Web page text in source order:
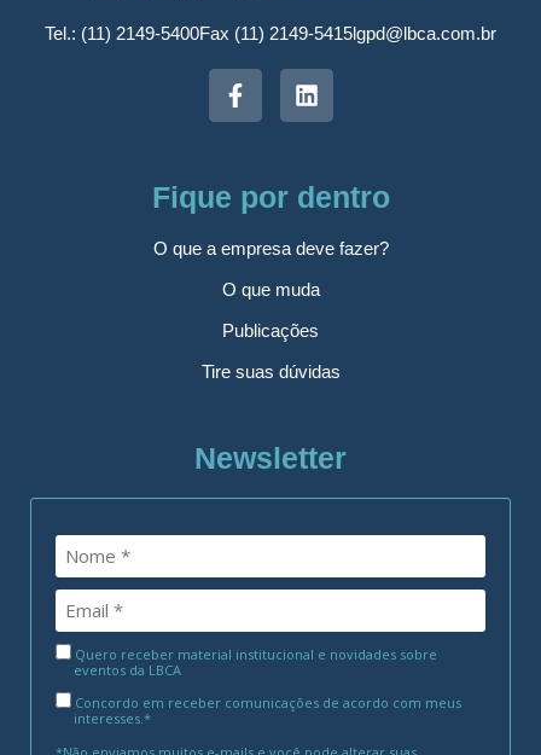
Tel.: (11) 2149-5400Fax (11) 2149-5415lgpd@lbca.com.br
Fique por dentro
O que a empresa deve fazer?
O que muda
Publicações
Tire suas dúvidas
Newsletter
Quero receber material institucional e novidades sobre
eventos da LBCA
Concordo em receber comunicações de acordo com meus
interesses.*